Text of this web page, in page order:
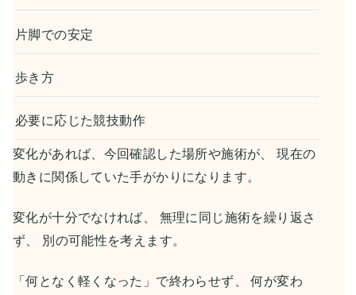
片脚での安定
歩き方
必要に応じた競技動作
変化があれば、今回確認した場所や施術が、 現在の
動きに関係していた手がかりになります。
変化が十分でなければ、 無理に同じ施術を繰り返さ
ず、 別の可能性を考えます。
「何となく軽くなった」で終わらせず、 何が変わ